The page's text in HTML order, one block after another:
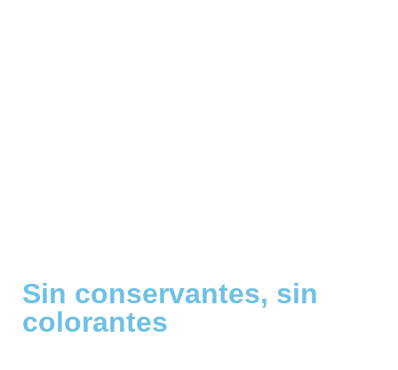
Sin conservantes, sin
colorantes